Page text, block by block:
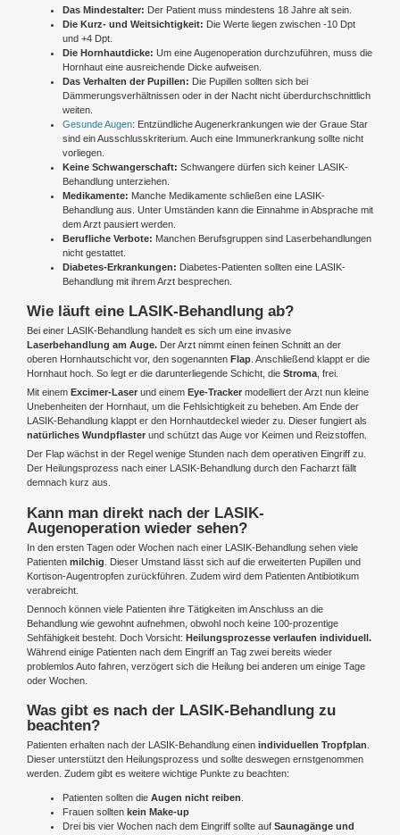
Das Mindestalter: Der Patient muss mindestens 18 Jahre alt sein.
Die Kurz- und Weitsichtigkeit: Die Werte liegen zwischen -10 Dpt
und +4 Dpt.
Die Hornhautdicke: Um eine Augenoperation durchzuführen, muss die
Hornhaut eine ausreichende Dicke aufweisen.
Das Verhalten der Pupillen: Die Pupillen sollten sich bei
Dämmerungsverhältnissen oder in der Nacht nicht überdurchschnittlich
weiten.
Gesunde Augen: Entzündliche Augenerkrankungen wie der Graue Star
sind ein Ausschlusskriterium. Auch eine Immunerkrankung sollte nicht
vorliegen.
Keine Schwangerschaft: Schwangere dürfen sich keiner LASIK-
Behandlung unterziehen.
Medikamente: Manche Medikamente schließen eine LASIK-
Behandlung aus. Unter Umständen kann die Einnahme in Absprache mit
dem Arzt pausiert werden.
Berufliche Verbote: Manchen Berufsgruppen sind Laserbehandlungen
nicht gestattet.
Diabetes-Erkrankungen: Diabetes-Patienten sollten eine LASIK-
Behandlung mit ihrem Arzt besprechen.
Wie läuft eine LASIK-Behandlung ab?
Bei einer LASIK-Behandlung handelt es sich um eine invasive
Laserbehandlung am Auge. Der Arzt nimmt einen feinen Schnitt an der
oberen Hornhautschicht vor, den sogenannten Flap. Anschließend klappt er die
Hornhaut hoch. So legt er die darunterliegende Schicht, die Stroma, frei.
Mit einem Excimer-Laser und einem Eye-Tracker modelliert der Arzt nun kleine
Unebenheiten der Hornhaut, um die Fehlsichtigkeit zu beheben. Am Ende der
LASIK-Behandlung klappt er den Hornhautdeckel wieder zu. Dieser fungiert als
natürliches Wundpflaster und schützt das Auge vor Keimen und Reizstoffen.
Der Flap wächst in der Regel wenige Stunden nach dem operativen Eingriff zu.
Der Heilungsprozess nach einer LASIK-Behandlung durch den Facharzt fällt
demnach kurz aus.
Kann man direkt nach der LASIK-
Augenoperation wieder sehen?
In den ersten Tagen oder Wochen nach einer LASIK-Behandlung sehen viele
Patienten milchig . Dieser Umstand lässt sich auf die erweiterten Pupillen und
Kortison-Augentropfen zurückführen. Zudem wird dem Patienten Antibiotikum
verabreicht.
Dennoch können viele Patienten ihre Tätigkeiten im Anschluss an die
Behandlung wie gewohnt aufnehmen, obwohl noch keine 100-prozentige
Sehfähigkeit besteht. Doch Vorsicht: Heilungsprozesse verlaufen individuell.
Während einige Patienten nach dem Eingriff an Tag zwei bereits wieder
problemlos Auto fahren, verzögert sich die Heilung bei anderen um einige Tage
oder Wochen.
Was gibt es nach der LASIK-Behandlung zu
beachten?
Patienten erhalten nach der LASIK-Behandlung einen individuellen Tropfplan
Dieser unterstützt den Heilungsprozess und sollte deswegen ernstgenommen
werden. Zudem gibt es weitere wichtige Punkte zu beachten:
Patienten sollten die Augen nicht reiben
Frauen sollten kein Make-up
Drei bis vier Wochen nach dem Eingriff sollte auf Saunagänge und